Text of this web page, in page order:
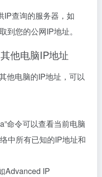
IP查询的服务器，如
到您的公网IP地址。
他电脑IP地址
他电脑的IP地址，可以
命令可以查看当前电脑
中所有已知的IP地址和
Advanced IP